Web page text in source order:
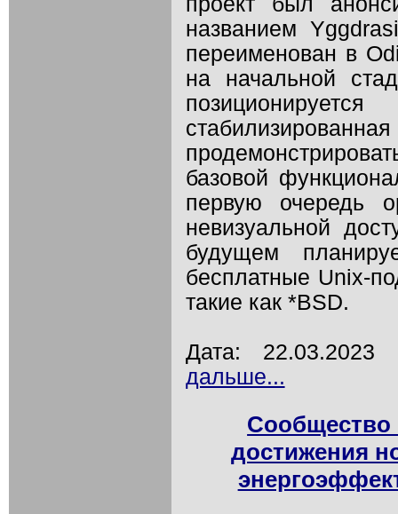
названием
переименован в
на начальной
базовой
первую очередь
невизуальной
будущем
бесплатные Unix-
такие как *BSD.
Дата:
дальше...
Сообщество
достижения